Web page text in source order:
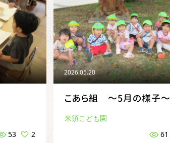
53
2
2026.05.20
こあら組 ～5月の様子～
米須こども園
61